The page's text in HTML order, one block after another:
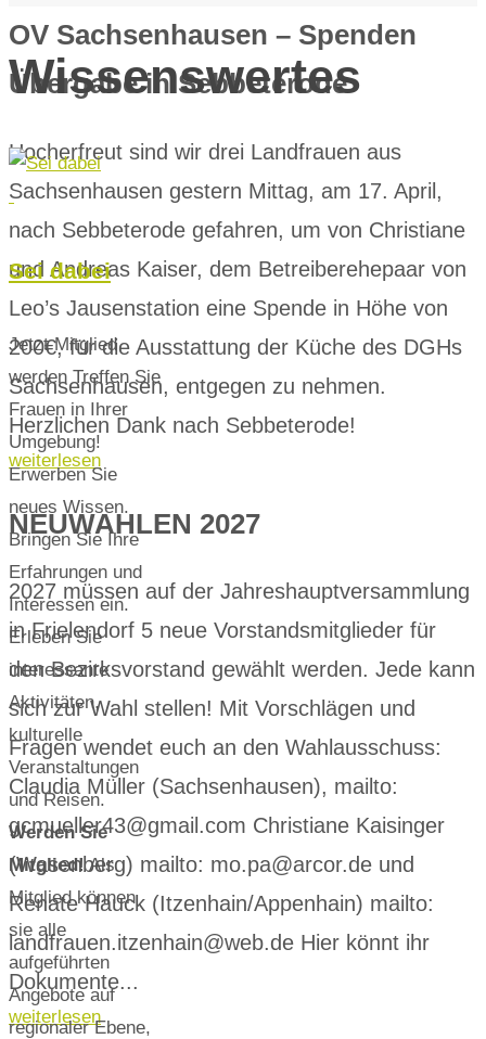
OV Sachsenhausen – Spenden
Übergabe in Sebbeterode
Hocherfreut sind wir drei Landfrauen aus
Sachsenhausen gestern Mittag, am 17. April,
nach Sebbeterode gefahren, um von Christiane
und Andreas Kaiser, dem Betreiberehepaar von
Leo’s Jausenstation eine Spende in Höhe von
200€, für die Ausstattung der Küche des DGHs
Sachsenhausen, entgegen zu nehmen.
Herzlichen Dank nach Sebbeterode!
weiterlesen
NEUWAHLEN 2027
2027 müssen auf der Jahreshauptversammlung
in Frielendorf 5 neue Vorstandsmitglieder für
den Bezirksvorstand gewählt werden. Jede kann
sich zur Wahl stellen! Mit Vorschlägen und
Fragen wendet euch an den Wahlausschuss:
Claudia Müller (Sachsenhausen), mailto:
gcmueller43@gmail.com Christiane Kaisinger
(Wasenberg) mailto: mo.pa@arcor.de und
Renate Hauck (Itzenhain/Appenhain) mailto:
landfrauen.itzenhain@web.de Hier könnt ihr
Dokumente...
weiterlesen
Wissenswertes
Sei dabei
Jetzt Mitglied
werden Treffen Sie
Frauen in Ihrer
Umgebung!
Erwerben Sie
neues Wissen.
Bringen Sie Ihre
Erfahrungen und
Interessen ein.
Erleben Sie
interessante
Aktivitäten,
kulturelle
Veranstaltungen
und Reisen.
Werden Sie
Mitglied!Als
Mitglied können
sie alle
aufgeführten
Angebote auf
regionaler Ebene,